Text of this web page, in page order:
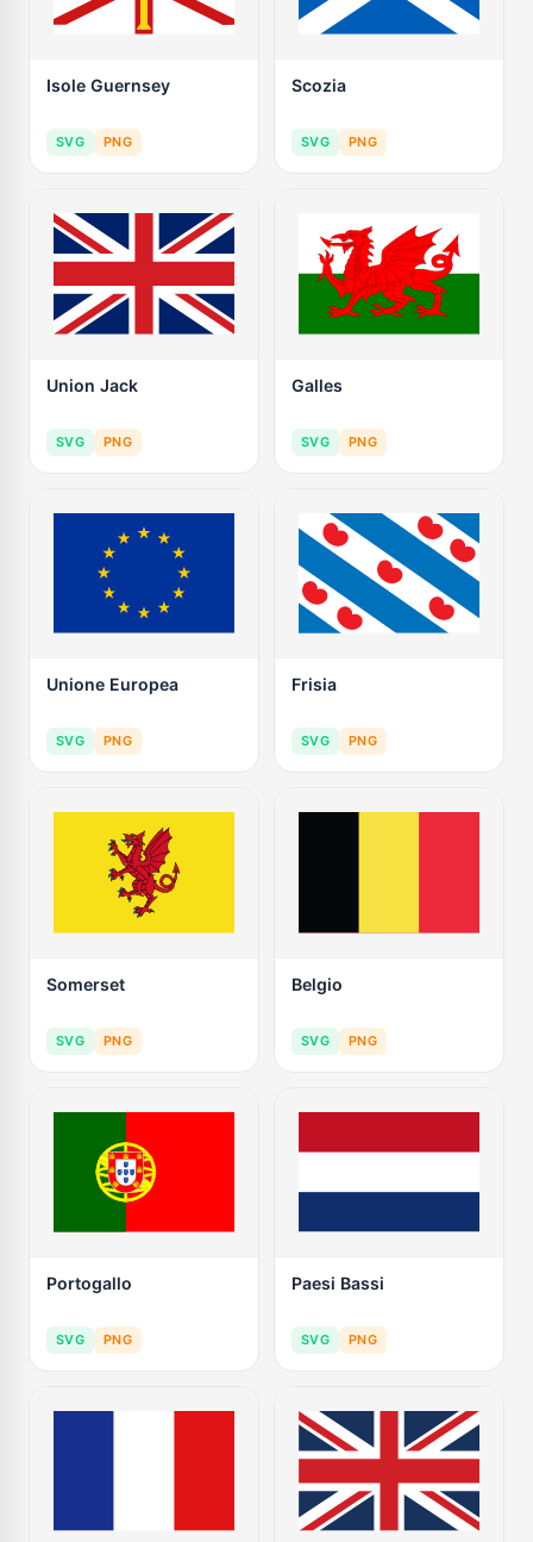
Isole Guernsey
SVG PNG
Scozia
SVG PNG
Union Jack
SVG PNG
Galles
SVG PNG
Unione Europea
SVG PNG
Frisia
SVG PNG
Somerset
SVG PNG
Belgio
SVG PNG
Portogallo
SVG PNG
Paesi Bassi
SVG PNG